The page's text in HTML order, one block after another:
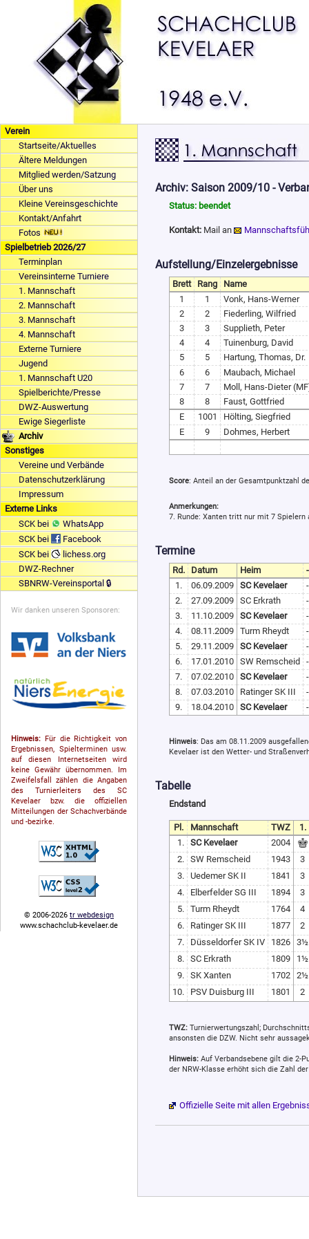
Verein
Startseite/Aktuelles
Ältere Meldungen
Mitglied werden/Satzung
Über uns
Kleine Vereinsgeschichte
Kontakt/Anfahrt
Fotos
Spielbetrieb 2026/27
Terminplan
Vereinsinterne Turniere
1. Mannschaft
2. Mannschaft
3. Mannschaft
4. Mannschaft
Externe Turniere
Jugend
1. Mannschaft U20
Spielberichte/Presse
DWZ-Auswertung
Ewige Siegerliste
Archiv
Sonstiges
Vereine und Verbände
Datenschutzerklärung
Impressum
Externe Links
SCK bei
WhatsApp
SCK bei
Facebook
SCK bei
lichess.org
DWZ-Rechner
SBNRW-Vereinsportal 🔒
Wir danken unseren Sponsoren:
Hinweis: Für die Richtigkeit von
Ergebnissen, Spielterminen usw.
auf diesen Internetseiten wird
keine Gewähr übernommen. Im
Zweifelsfall zählen die Angaben
des Turnierleiters des SC
Kevelaer bzw. die offiziellen
Mitteilungen der Schach­ver­bände
und -bezirke.
© 2006-2026 tr webdesign
www.schachclub-kevelaer.de
Archiv: Saison 2009/10 -
Status: beendet
Kontakt: Mail an
Aufstellung/Einzelergebnisse
Brett Rang
Name
1
1
Vonk, Hans-Werner
2
2
Fiederling, Wilfried
3
3
Supplieth, Peter
4
4
Tuinenburg, David
5
5
Hartung, Thomas, Dr.
6
6
Maubach, Michael
7
7
Moll, Hans-Dieter
8
8
Faust, Gottfried
E
1001
Hölting, Siegfried
E
9 Dohmes, Herbert
Score: Anteil an der Gesamtpunktzahl
Anmerkungen:
7. Runde: Xanten tritt nur mit 7 Spielern
Termine
Rd. Datum Heim
-
1.
06.09.2009 SC Kevelaer
-
2.
27.09.2009 SC Erkrath
-
3.
11.10.2009 SC Kevelaer
-
4.
08.11.2009 Turm Rheydt
-
5.
29.11.2009 SC Kevelaer
-
6.
17.01.2010 SW Remscheid -
7.
07.02.2010 SC Kevelaer
-
8.
07.03.2010 Ratinger SK III
-
9.
18.04.2010 SC Kevelaer -
Hinweis: Das am 08.11.2009
Kevelaer ist den Wetter- und
Tabelle
Endstand
Pl. Mannschaft TWZ
1.
1.
SC Kevelaer
2004
2.
SW Remscheid 1943
3
3.
Uedemer SK II 1841
3
4.
Elberfelder SG III 1894
3
5.
Turm Rheydt 1764
4
6.
Ratinger SK III 1877
2
7.
Düsseldorfer SK IV 1826 3½
8.
SC Erkrath 1809
1½
9.
SK Xanten 1702 2½
10.
PSV Duisburg III 1801 2
TWZ: Turnierwertungszahl;
ansonsten die DZW. Nicht sehr
Hinweis: Auf Verbandsebene gilt die 2-
der NRW-Klasse erhöht sich die Zahl
Offizielle Seite mit allen